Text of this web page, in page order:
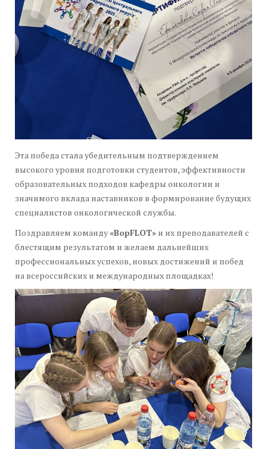
Эта победа стала убедительным подтверждением
высокого уровня подготовки студентов, эффективности
образовательных подходов кафедры онкологии и
значимого вклада наставников в формирование будущих
специалистов онкологической службы.
Поздравляем команду«ВорFLOT» и их преподавателей с
блестящим результатом и желаем дальнейших
профессиональных успехов, новых достижений и побед
на всероссийских и международных площадках!